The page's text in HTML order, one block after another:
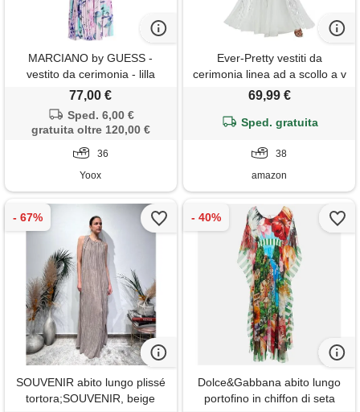
MARCIANO by GUESS -
vestito da cerimonia - lilla
77,00 €
Sped. 6,00 €
gratuita oltre 120,00 €
36
Yoox
Ever-Pretty vestiti da
cerimonia linea ad a scollo a v
per cerimonia sera damigella
bianco 38
69,99 €
Sped. gratuita
38
amazon
SOUVENIR abito lungo plissé
tortora;SOUVENIR, beige
Dolce&Gabbana abito lungo
portofino in chiffon di seta